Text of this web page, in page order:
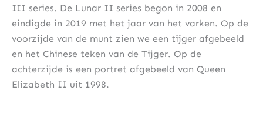
III series. De Lunar II series begon in 2008 en
eindigde in 2019 met het jaar van het varken. Op de
voorzijde van de munt zien we een tijger afgebeeld
en het Chinese teken van de Tijger. Op de
achterzijde is een portret afgebeeld van Queen
Elizabeth II uit 1998.